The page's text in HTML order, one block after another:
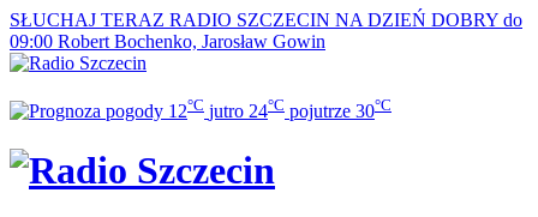
SŁUCHAJ TERAZ RADIO SZCZECIN NA DZIEŃ DOBRY do
09:00 Robert Bochenko, Jarosław Gowin
12°C jutro 24°C pojutrze 30°C